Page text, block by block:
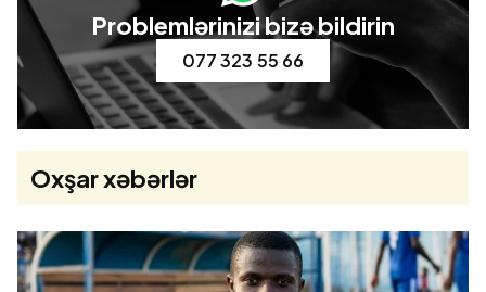
Problemlərinizi bizə bildirin
077 323 55 66
Oxşar xəbərlər